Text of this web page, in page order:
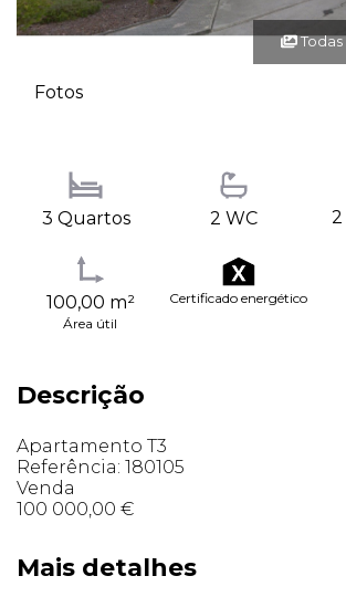
Todas
Fotos
3 Quartos 2 WC 2
100,00 m²
Área útil
Certificado energético
Descrição
Apartamento T3
Referência: 180105
Venda
100 000,00 €
Mais detalhes